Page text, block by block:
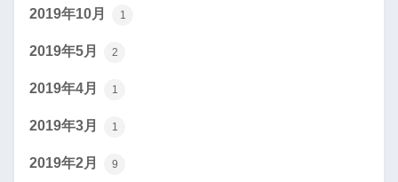
2019年10月 1
2019年5月 2
2019年4月 1
2019年3月 1
2019年2月 9